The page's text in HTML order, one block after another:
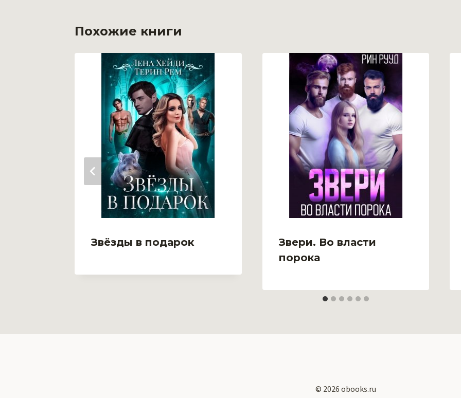
Похожие книги
Звёзды в подарок
Звери. Во власти
порока
© 2026 obooks.ru